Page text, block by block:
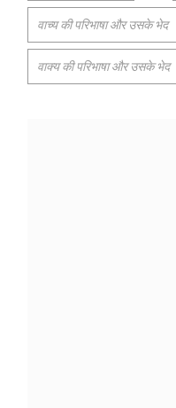
वाच्य की परिभाषा और उसके भेद
वाक्य की परिभाषा और उसके भेद